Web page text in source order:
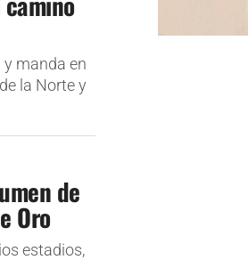
y manda en
la Norte y
de
Oro
estadios,